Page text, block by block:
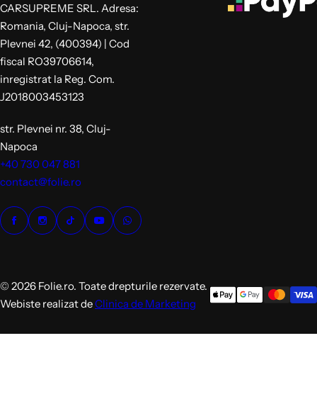
CARSUPREME SRL. Adresa:
Romania, Cluj-Napoca, str.
Plevnei 42, (400394) | Cod
fiscal RO39706614,
inregistrat la Reg. Com.
J2018003453123
str. Plevnei nr. 38, Cluj-
Napoca
+40 730 047 881
contact@folie.ro
© 2026 Folie.ro. Toate drepturile rezervate.
Webiste realizat deClinica de Marketing